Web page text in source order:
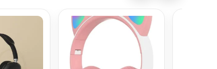
estos auriculares se adaptan a tu
un ajuste cómodo durante